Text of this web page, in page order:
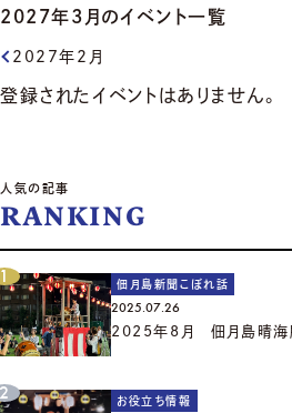
2027年3月 のイベント一覧
2027年2月
登録されたイベントはありません。
人気の記事
RANKING
佃月島新聞こぼれ話
2025.07.26
2025年8月 佃月島晴海
お役立ち情報